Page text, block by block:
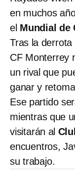
en muchos
el Mundial de
Tras la derrota
CF Monterrey
un rival que
ganar y
Ese partido
mientras que
visitarán al
encuentros,
su trabajo.